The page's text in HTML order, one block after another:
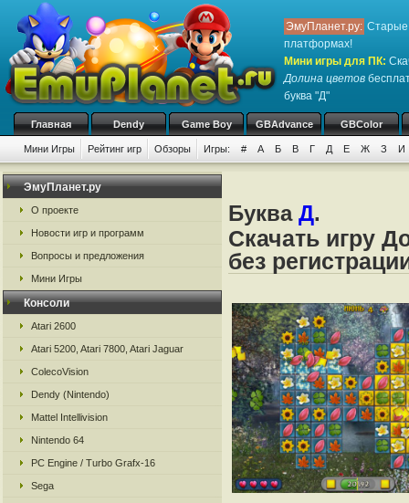
ЭмуПланет.ру: Старые
платформах!
Мини игры для ПК:
Долина цветов
буква "Д"
Главная Dendy Game Boy GBAdvance GBColor
Мини Игры Рейтинг игр Обзоры Игры: # А Б В Г Д Е Ж З И
ЭмуПланет.ру
О проекте
Новости игр и программ
Вопросы и предложения
Мини Игры
Консоли
Atari 2600
Atari 5200, Atari 7800, Atari Jaguar
ColecoVision
Dendy (Nintendo)
Mattel Intellivision
Nintendo 64
PC Engine / Turbo Grafx-16
Sega
Буква Д.
Скачать игру
без